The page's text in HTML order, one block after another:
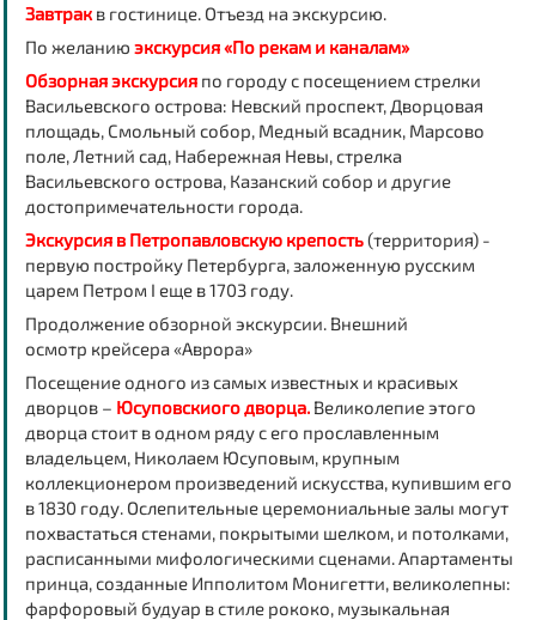
Завтракв гостинице. Отъезд на экскурсию.
По желанию экскурсия «По рекам и каналам»
Обзорная экскурсия по городу с посещением стрелки
Васильевского острова: Невский проспект, Дворцовая
площадь, Смольный собор, Медный всадник, Марсово
поле, Летний сад, Набережная Невы, стрелка
Васильевского острова, Казанский собор и другие
достопримечательности города.
Экскурсия в Петропавловскую крепость(территория) -
первую постройку Петербурга, заложенную русским
царем Петром I еще в 1703 году.
Продолжение обзорной экскурсии. Внешний
осмотр крейсера «Аврора»
Посещение одного из самых известных и красивых
дворцов – Юсуповскиого дворца.Великолепие этого
дворца стоит в одном ряду с его прославленным
владельцем, Николаем Юсуповым, крупным
коллекционером произведений искусства, купившим его
в 1830 году. Ослепительные церемониальные залы могут
похвастаться стенами, покрытыми шелком, и потолками,
расписанными мифологическими сценами. Апартаменты
принца, созданные Ипполитом Монигетти, великолепны:
фарфоровый будуар в стиле рококо, музыкальная